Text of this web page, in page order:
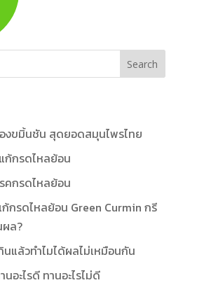
ขมิ้นชัน สุดยอดสมุนไพรไทย
กรดไหลย้อน
กรดไหลย้อน
กรดไหลย้อน Green Curmin กรี
ผล?
แล้วทำไมได้ผลไม่เหมือนกัน
อะไรดี ทานอะไรไม่ดี